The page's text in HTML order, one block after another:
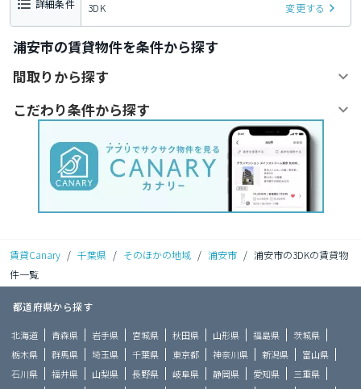
詳細条件 3DK 変更する
浦安市の賃貸物件を条件から探す
間取りから探す
こだわり条件から探す
賃貸Canary / 千葉県 / そのほかの地域 / 浦安市 / 浦安市の3DKの賃貸物
件一覧
都道府県から探す
北海道 青森県 岩手県 宮城県 秋田県 山形県 福島県
茨城県
栃木県
群馬県 埼玉県 千葉県 東京都 神奈川県 新潟県
富山県
石川県
福井県 山梨県 長野県 岐阜県 静岡県 愛知県
三重県